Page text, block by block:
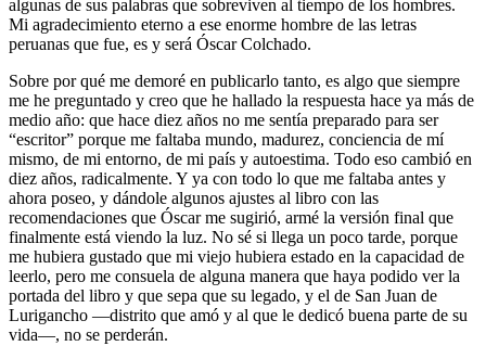
algunas de sus palabras que sobreviven al tiempo de los hombres.
Mi agradecimiento eterno a ese enorme hombre de las letras
peruanas que fue, es y será Óscar Colchado.
Sobre por qué me demoré en publicarlo tanto, es algo que siempre
me he preguntado y creo que he hallado la respuesta hace ya más de
medio año: que hace diez años no me sentía preparado para ser
“escritor” porque me faltaba mundo, madurez, conciencia de mí
mismo, de mi entorno, de mi país y autoestima. Todo eso cambió en
diez años, radicalmente. Y ya con todo lo que me faltaba antes y
ahora poseo, y dándole algunos ajustes al libro con las
recomendaciones que Óscar me sugirió, armé la versión final que
finalmente está viendo la luz. No sé si llega un poco tarde, porque
me hubiera gustado que mi viejo hubiera estado en la capacidad de
leerlo, pero me consuela de alguna manera que haya podido ver la
portada del libro y que sepa que su legado, y el de San Juan de
Lurigancho —distrito que amó y al que le dedicó buena parte de su
vida—, no se perderán.